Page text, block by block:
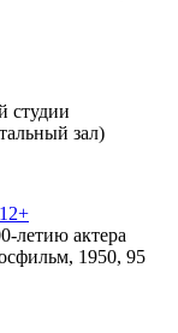
студии
зал)
летию актера
1950, 95